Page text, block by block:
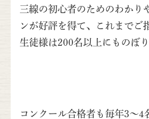
三線の初心者のためのわかり
ンが好評を得て、これまでご
生徒様は200名以上にものぼり
コンクール合格者も毎年3～4